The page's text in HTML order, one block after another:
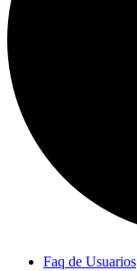
Faq de Usuarios